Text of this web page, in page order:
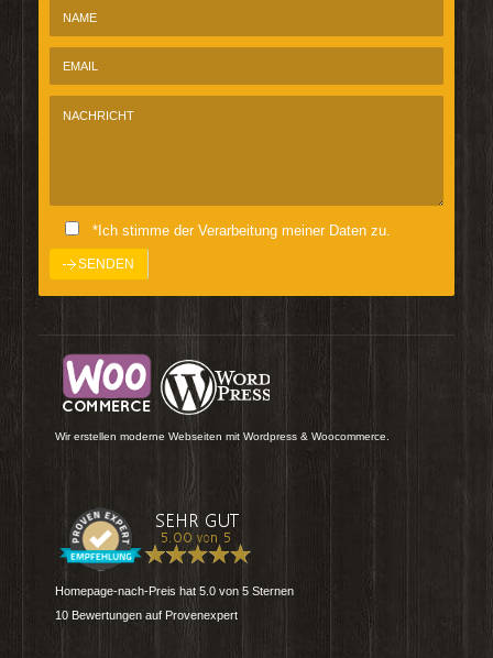
*Ich stimme der Verarbeitung meiner Daten zu.
Wir erstellen moderne Webseiten mit Wordpress & Woocommerce.
Homepage-nach-Preis hat 5.0 von 5 Sternen
10 Bewertungen auf Provenexpert